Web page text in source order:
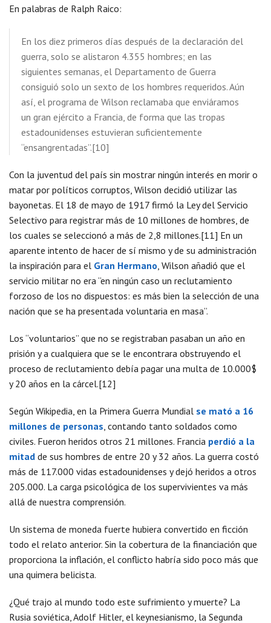
En palabras de Ralph Raico:
En los diez primeros días después de la declaración del
guerra, solo se alistaron 4.355 hombres; en las
siguientes semanas, el Departamento de Guerra
consiguió solo un sexto de los hombres requeridos. Aún
así, el programa de Wilson reclamaba que enviáramos
un gran ejército a Francia, de forma que las tropas
estadounidenses estuvieran suficientemente
“ensangrentadas”.[10]
Con la juventud del país sin mostrar ningún interés en morir o
matar por políticos corruptos, Wilson decidió utilizar las
bayonetas. El 18 de mayo de 1917 firmó la Ley del Servicio
Selectivo para registrar más de 10 millones de hombres, de
los cuales se seleccionó a más de 2,8 millones.[11] En un
aparente intento de hacer de sí mismo y de su administración
la inspiración para el Gran Hermano, Wilson añadió que el
servicio militar no era “en ningún caso un reclutamiento
forzoso de los no dispuestos: es más bien la selección de una
nación que se ha presentada voluntaria en masa”.
Los “voluntarios” que no se registraban pasaban un año en
prisión y a cualquiera que se le encontrara obstruyendo el
proceso de reclutamiento debía pagar una multa de 10.000$
y 20 años en la cárcel.[12]
Según Wikipedia, en la Primera Guerra Mundial se mató a 16
millones de personas, contando tanto soldados como
civiles. Fueron heridos otros 21 millones. Francia perdió a la
mitad de sus hombres de entre 20 y 32 años. La guerra costó
más de 117.000 vidas estadounidenses y dejó heridos a otros
205.000. La carga psicológica de los supervivientes va más
allá de nuestra comprensión.
Un sistema de moneda fuerte hubiera convertido en ficción
todo el relato anterior. Sin la cobertura de la financiación que
proporciona la inflación, el conflicto habría sido poco más que
una quimera belicista.
¿Qué trajo al mundo todo este sufrimiento y muerte? La
Rusia soviética, Adolf Hitler, el keynesianismo, la Segunda